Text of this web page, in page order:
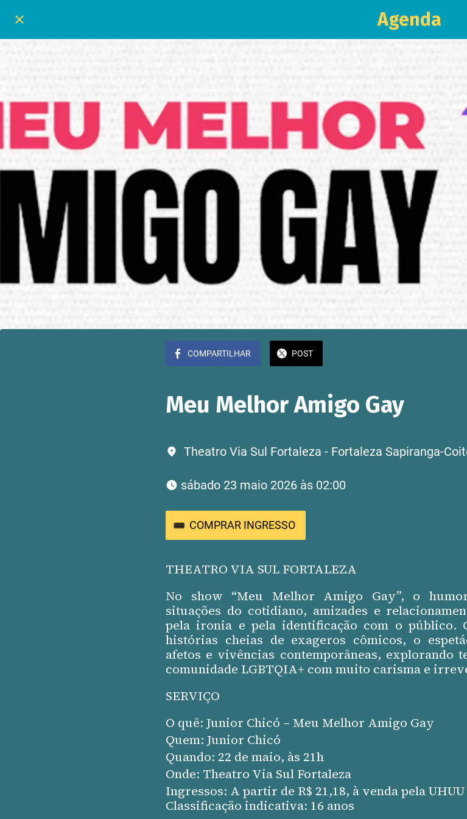
Agenda
COMPARTILHAR POST
Meu Melhor Amigo Gay
Theatro Via Sul Fortaleza - Fortaleza Sapiranga-
sábado 23 maio 2026 às 02:00
COMPRAR INGRESSO
THEATRO VIA SUL FORTALEZA
No show “Meu Melhor Amigo Gay”, o
situações do cotidiano, amizades e
pela ironia e pela identificação com o público.
histórias cheias de exageros cômicos, o
afetos e vivências contemporâneas, explorando
comunidade LGBTQIA+ com muito carisma e
SERVIÇO
O quê: Junior Chicó – Meu Melhor Amigo Gay
Quem: Junior Chicó
Quando: 22 de maio, às 21h
Onde: Theatro Via Sul Fortaleza
Ingressos: A partir de R$ 21,18, à venda pela UHUU
Classificação indicativa: 16 anos